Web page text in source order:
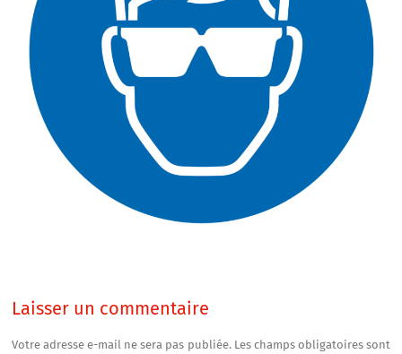
Laisser un commentaire
Votre adresse e-mail ne sera pas publiée. Les champs obligatoires sont